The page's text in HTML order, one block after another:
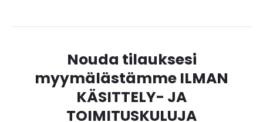
Nouda tilauksesi
myymälästämme ILMAN
KÄSITTELY- JA
TOIMITUSKULUJA